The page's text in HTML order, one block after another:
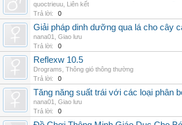
quoctrieuu Liên kết
Trả lời:
0
Giải pháp dinh dưỡng qua lá cho cây
nana01
Giao lưu
Trả lời:
0
Reflexw 10.5
Drograms Thông gió thông thường
Trả lời:
0
Tăng năng suất trái với các loại phân
nana01
Giao lưu
Trả lời:
0